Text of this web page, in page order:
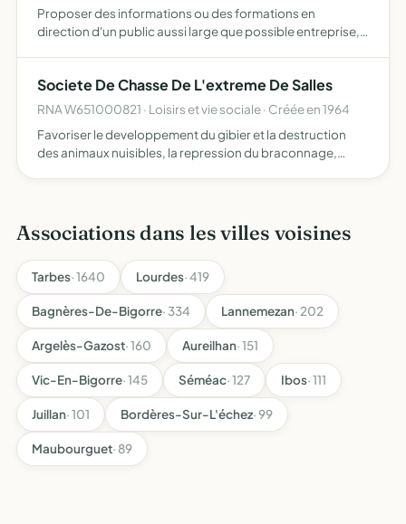
Proposer des informations ou des formations en
direction d'un public aussi large que possible entreprise,
ouverts etc…
Societe De Chasse De L'extreme De Salles
RNA W651000821 · Loisirs et vie sociale · Créée en 1964
Favoriser le developpement du gibier et la destruction
des animaux nuisibles, la repression du braconnage,
Associations dans les villes voisines
Tarbes· 1640 Lourdes· 419
Bagnères-De-Bigorre· 334 Lannemezan· 202
Argelès-Gazost· 160 Aureilhan· 151
Vic-En-Bigorre· 145 Séméac· 127 Ibos· 111
Juillan· 101 Bordères-Sur-L'échez· 99
Maubourguet· 89